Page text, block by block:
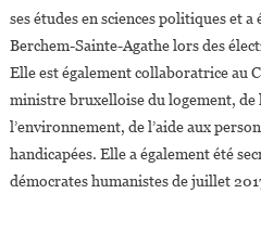
ses études en sciences politiques et
Berchem-Sainte-Agathe lors des
Elle est également collaboratrice au
ministre bruxelloise du logement, de
l’environnement, de l’aide aux
handicapées. Elle a également été
démocrates humanistes de juillet